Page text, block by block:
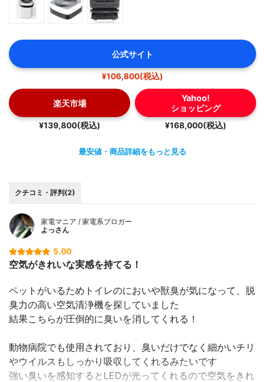
公式サイト
¥106,800(税込)
楽天市場
¥139,800(税込)
Yahoo!
ショッピング
¥168,000(税込)
最安値・商品詳細をもっと見る
クチコミ・評判(2)
家電マニア / 家電系ブロガー
よっさん
5.00
空気がきれいな実感を持てる！
ペットがいるためトイレのにおいや獣臭が気になって、脱
臭力の高い空気清浄機を探していました
結果こちらが圧倒的に臭いを消してくれる！
動物病院でも使用されており、臭いだけでなく細かいチリ
やウイルスもしっかり吸収してくれるみたいです
強い臭いを感知するとLEDが光ってくれるので空気をきれ